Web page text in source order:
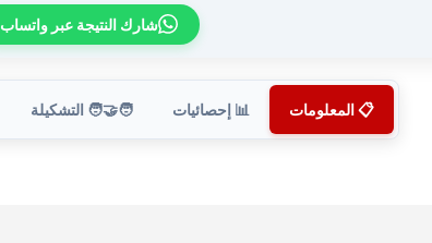
شارك النتيجة عبر واتساب
📋 المعلومات 📊 إحصائيات 🧑‍🤝‍🧑 التشكيلة